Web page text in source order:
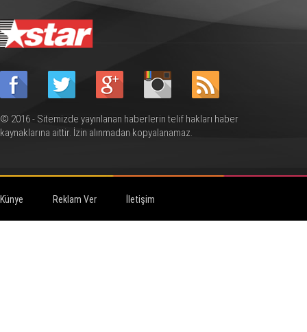
© 2016 - Sitemizde yayınlanan haberlerin telif hakları haber
kaynaklarına aittir. İzin alınmadan kopyalanamaz.
Künye Reklam Ver İletişim